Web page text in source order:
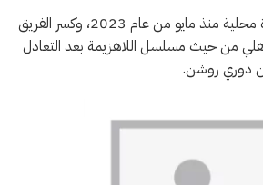
واستمر الهلال بلا خسارة محلية منذ مايو من عام 2023، وكسر الفريق
من حيث مسلسل اللاهزيمة بعد التعادل